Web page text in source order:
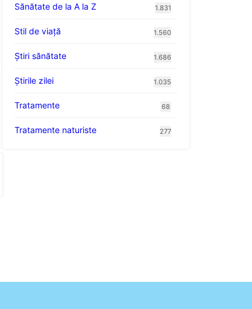
Sănătate de la A la Z 1.831
Stil de viaţă 1.560
Ştiri sănătate 1.686
Știrile zilei 1.035
Tratamente 68
Tratamente naturiste 277